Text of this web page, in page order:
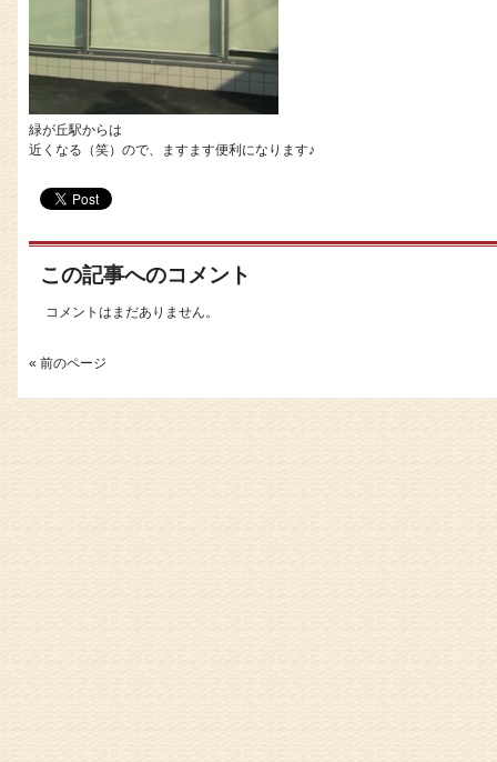
緑が丘駅からは
近くなる（笑）ので、ますます便利になります♪
この記事へのコメント
コメントはまだありません。
« 前のページ